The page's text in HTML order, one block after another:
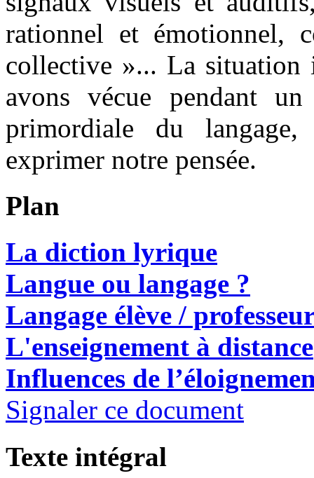
rationnel et émotionnel,
collective »... La situation
avons vécue pendant
primordiale du
exprimer notre pensée.
Plan
La diction lyrique
Langue ou langage ?
Langage élève /
L'enseignement à distance
Influences de
Signaler ce document
Texte intégral